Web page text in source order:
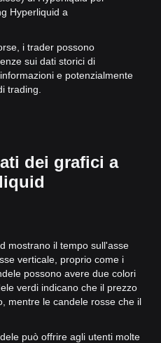
Hyperliquid a
i trader possono
sui dati storici di
e potenzialmente
trading.
dei grafici a
mostrano il tempo sull'asse
verticale, proprio come i
possono avere due colori
verdi indicano che il prezzo
mentre le candele rosse che il
può offrire agli utenti molte